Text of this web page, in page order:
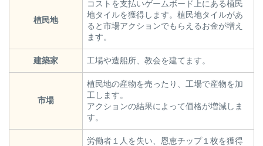
植民地
コストを支払いゲームボード上にある植民
地タイルを獲得します。植民地タイルがあ
ると市場アクションでもらえるお金が増え
ます。
建築家 工場や造船所、教会を建てます。
市場
植民地の産物を売ったり、工場で産物を加
工します。
アクションの結果によって価格が増減しま
す。
労働者１人を失い、恩恵チップ１枚を獲得